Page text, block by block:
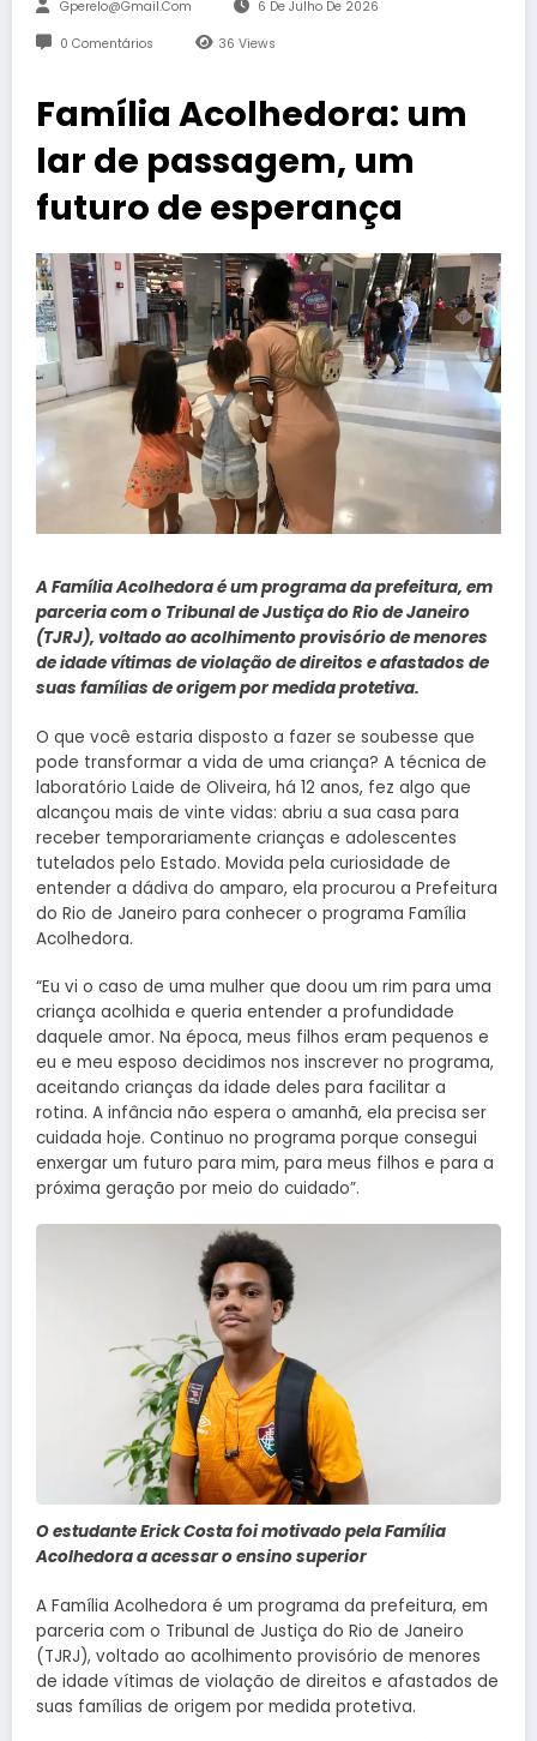
Gperelo@gmail.com 6 De Julho De 2026
0 Comentários 36 Views
Família Acolhedora: um
lar de passagem, um
futuro de esperança
A Família Acolhedora é um programa da prefeitura, em
parceria com o Tribunal de Justiça do Rio de Janeiro
(TJRJ), voltado ao acolhimento provisório de menores
de idade vítimas de violação de direitos e afastados de
suas famílias de origem por medida protetiva.
O que você estaria disposto a fazer se soubesse que
pode transformar a vida de uma criança? A técnica de
laboratório Laide de Oliveira, há 12 anos, fez algo que
alcançou mais de vinte vidas: abriu a sua casa para
receber temporariamente crianças e adolescentes
tutelados pelo Estado. Movida pela curiosidade de
entender a dádiva do amparo, ela procurou a Prefeitura
do Rio de Janeiro para conhecer o programa Família
Acolhedora.
“Eu vi o caso de uma mulher que doou um rim para uma
criança acolhida e queria entender a profundidade
daquele amor. Na época, meus filhos eram pequenos e
eu e meu esposo decidimos nos inscrever no programa,
aceitando crianças da idade deles para facilitar a
rotina. A infância não espera o amanhã, ela precisa ser
cuidada hoje. Continuo no programa porque consegui
enxergar um futuro para mim, para meus filhos e para a
próxima geração por meio do cuidado”.
O estudante Erick Costa foi motivado pela Família
Acolhedora a acessar o ensino superior
A Família Acolhedora é um programa da prefeitura, em
parceria com o Tribunal de Justiça do Rio de Janeiro
(TJRJ), voltado ao acolhimento provisório de menores
de idade vítimas de violação de direitos e afastados de
suas famílias de origem por medida protetiva.